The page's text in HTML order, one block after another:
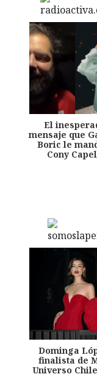
El
mensaje que
Boric le
Cony
Dominga
finalista de
Universo